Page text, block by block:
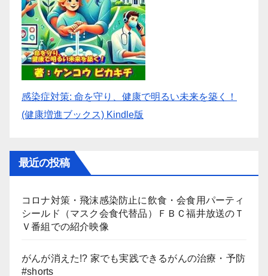
感染症対策: 命を守り、健康で明るい未来を築く！
(健康増進ブックス) Kindle版
最近の投稿
コロナ対策・飛沫感染防止に飲食・会食用パーティ
シールド（マスク会食代替品）ＦＢＣ福井放送のＴ
Ｖ番組での紹介映像
がんが消えた!? 家でも実践できるがんの治療・予防
#shorts